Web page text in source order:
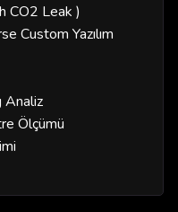
CO2 Leak )
Custom Yazılım
Analiz
Ölçümü